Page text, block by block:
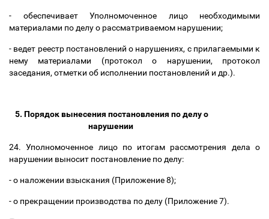
- обеспечивает Уполномоченное лицо необходимыми
материалами по делу о рассматриваемом нарушении;
- ведет реестр постановлений о нарушениях, с прилагаемыми к
нему материалами (протокол о нарушении, протокол
заседания, отметки об исполнении постановлений и др.).
5. Порядок вынесения постановления по делу о
нарушении
24. Уполномоченное лицо по итогам рассмотрения дела о
нарушении выносит постановление по делу:
- о наложении взыскания (Приложение 8);
- о прекращении производства по делу (Приложение 7).